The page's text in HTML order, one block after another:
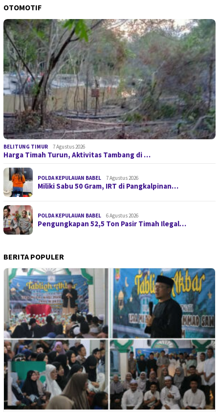
OTOMOTIF
BELITUNG TIMUR 7 Agustus 2026
Harga Timah Turun, Aktivitas Tambang di …
POLDA KEPULAUAN BABEL 7 Agustus 2026
Miliki Sabu 50 Gram, IRT di Pangkalpinan…
POLDA KEPULAUAN BABEL 6 Agustus 2026
Pengungkapan 52,5 Ton Pasir Timah Ilegal…
BERITA POPULER